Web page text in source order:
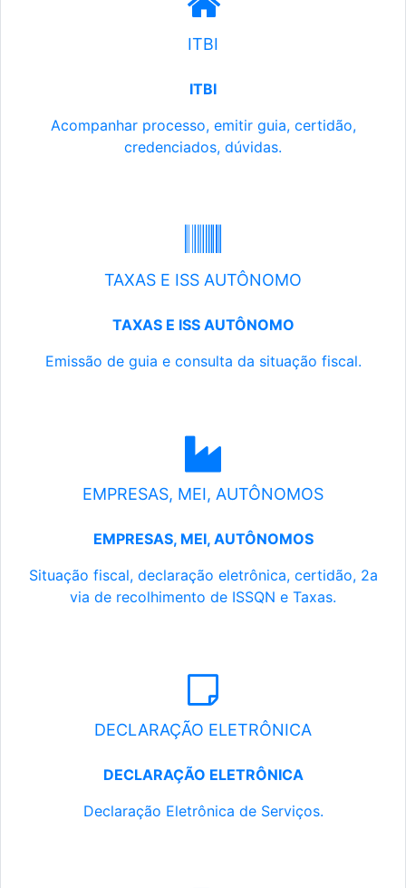
ITBI
ITBI
Acompanhar processo, emitir guia, certidão,
credenciados, dúvidas.
TAXAS E ISS AUTÔNOMO
TAXAS E ISS AUTÔNOMO
Emissão de guia e consulta da situação fiscal.
EMPRESAS, MEI, AUTÔNOMOS
EMPRESAS, MEI, AUTÔNOMOS
Situação fiscal, declaração eletrônica, certidão, 2a
via de recolhimento de ISSQN e Taxas.
DECLARAÇÃO ELETRÔNICA
DECLARAÇÃO ELETRÔNICA
Declaração Eletrônica de Serviços.